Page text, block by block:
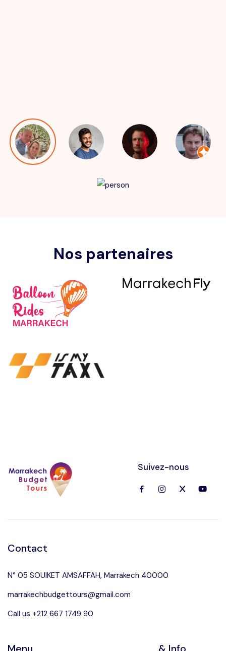
Nos partenaires
Suivez-nous
Contact
N° 05 SOUIKET AMSAFFAH, Marrakech 40000
marrakechbudgettours@gmail.com
Call us +212 667 1749 90
Menu & Info